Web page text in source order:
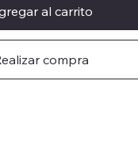
al carrito
compra